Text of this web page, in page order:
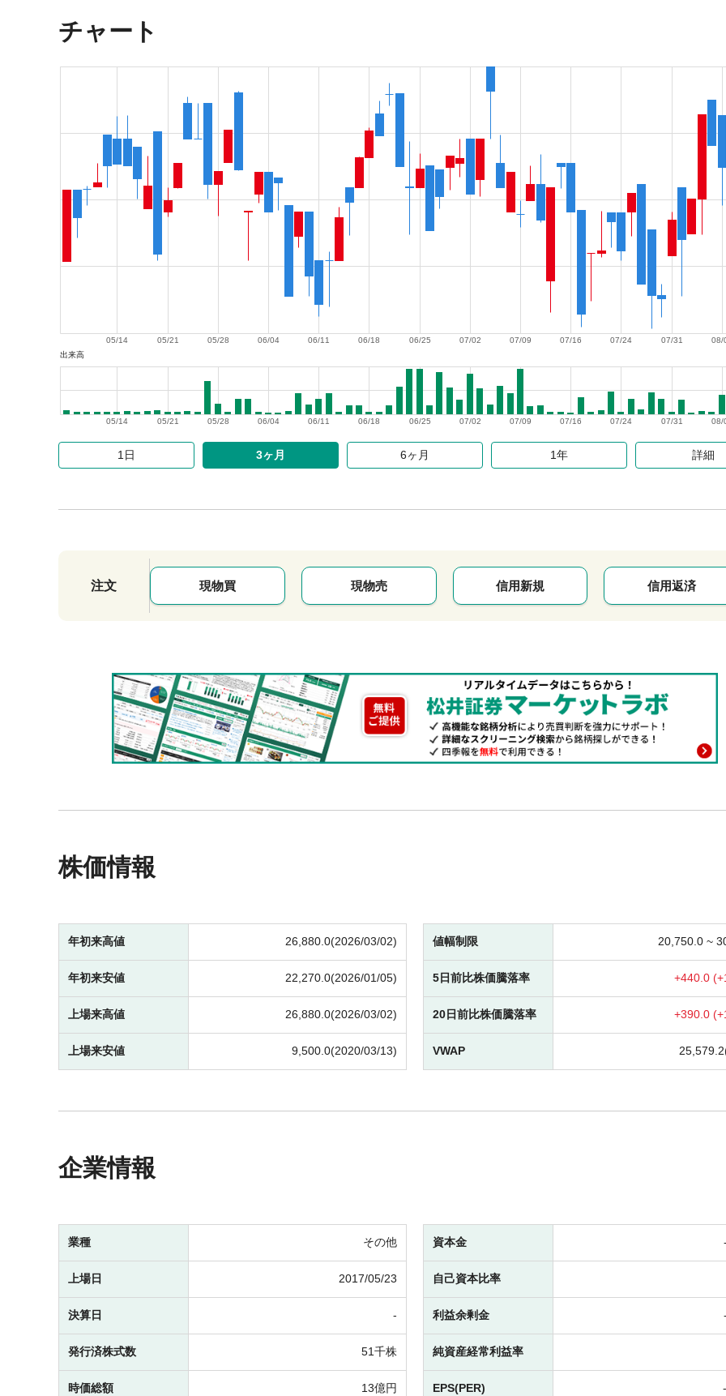
チャート
08/
07/31
07/24
07/16
07/09
07/02
06/25
06/18
06/11
06/04
05/28
05/21
05/14
出来高
08/
07/31
07/24
07/16
07/09
07/02
06/25
06/18
06/11
06/04
05/28
05/21
05/14
1日 3ヶ月 6ヶ月 1年 詳細
注文 現物買 現物売 信用新規 信用返済
株価情報
年初来高値 26,880.0(2026/03/02)
年初来安値 22,270.0(2026/01/05)
上場来高値 26,880.0(2026/03/02)
上場来安値 9,500.0(2020/03/13)
値幅制限 20,750.0 ~
5日前比株価騰落率 +440.0 (+
20日前比株価騰落率 +390.0 (+
VWAP
企業情報
業種 その他
上場日 2017/05/23
決算日 -
発行済株式数 51千株
時価総額 13億円
資本金
自己資本比率
利益余剰金
純資産経常利益率
EPS(PER)